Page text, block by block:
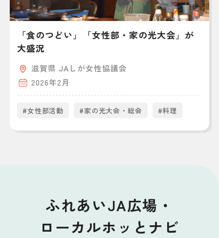
「食のつどい」「女性部・家の光大会」が
大盛況
滋賀県 JAしが女性協議会
2026年2月
#女性部活動 #家の光大会・総会 #料理
ふれあいJA広場・
ローカルホッとナビ